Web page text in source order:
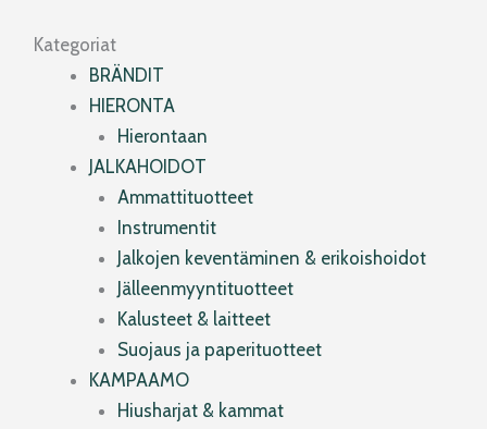
Kategoriat
BRÄNDIT
HIERONTA
Hierontaan
JALKAHOIDOT
Ammattituotteet
Instrumentit
Jalkojen keventäminen & erikoishoidot
Jälleenmyyntituotteet
Kalusteet & laitteet
Suojaus ja paperituotteet
KAMPAAMO
Hiusharjat & kammat